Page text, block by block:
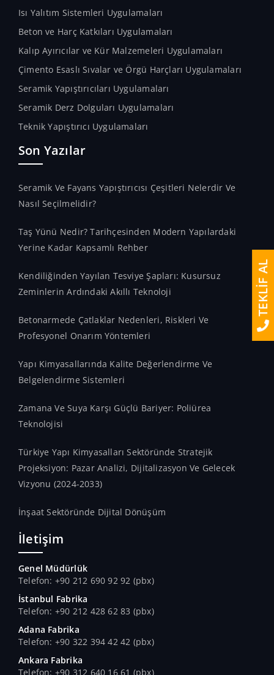
Isı Yalıtım Sistemleri Uygulamaları
Beton ve Harç Katkıları Uygulamaları
Kalıp Ayırıcılar ve Kür Malzemeleri Uygulamaları
Çimento Esaslı Sıvalar ve Örgü Harçları Uygulamaları
Seramik Yapıştırıcıları Uygulamaları
Seramik Derz Dolguları Uygulamaları
Teknik Yapıştırıcı Uygulamaları
Son Yazılar
Seramik Ve Fayans Yapıştırıcısı Çeşitleri Nelerdir Ve
Nasıl Seçilmelidir?
Taş Yünü Nedir? Tarihçesinden Modern Yapılardaki
Yerine Kadar Kapsamlı Rehber
Kendiliğinden Yayılan Tesviye Şapları: Kusursuz
Zeminlerin Ardındaki Akıllı Teknoloji
Betonarmede Çatlaklar Nedenleri, Riskleri Ve
Profesyonel Onarım Yöntemleri
Yapı Kimyasallarında Kalite Değerlendirme Ve
Belgelendirme Sistemleri
Zamana Ve Suya Karşı Güçlü Bariyer: Poliürea
Teknolojisi
Türkiye Yapı Kimyasalları Sektöründe Stratejik
Projeksiyon: Pazar Analizi, Dijitalizasyon Ve Gelecek
Vizyonu (2024-2033)
İnşaat Sektöründe Dijital Dönüşüm
İletişim
Genel Müdürlük
Telefon: +90 212 690 92 92 (pbx)
İstanbul Fabrika
Telefon: +90 212 428 62 83 (pbx)
Adana Fabrika
Telefon: +90 322 394 42 42 (pbx)
Ankara Fabrika
Telefon: +90 312 640 16 61 (pbx)
TEKLİF AL